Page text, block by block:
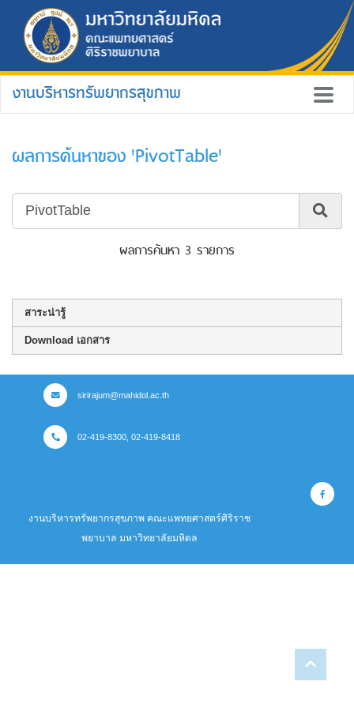
งานบริหารทรัพยากรสุขภาพ
ผลการค้นหาของ 'PivotTable'
ผลการค้นหา 3 รายการ
สาระน่ารู้
Download เอกสาร
sirirajum@mahidol.ac.th
02-419-8300, 02-419-8418
งานบริหารทรัพยากรสุขภาพ คณะแพทยศาสตร์ศิริราช
พยาบาล มหาวิทยาลัยมหิดล